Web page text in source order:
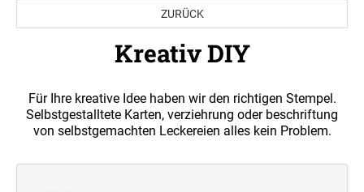
Mehrfarbig stempeln - Multicolor
MEHRFARBIGE TEXTSTEMPEL
PROFESSIONAL LINE
PRINTY LINE TEXTSTEMPEL
Datums- und Drehbandstempel
PRINTY LINE DATUMSTEMPEL + TEXT
ZURÜCK
Kreativ DIY
Für Ihre kreative Idee haben wir den richtigen Stempel.
Selbstgestalltete Karten, verziehrung oder beschriftung
von selbstgemachten Leckereien alles kein Problem.